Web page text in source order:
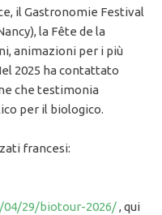
il Gastronomie Festival
la Fête de la
animazioni per i più
2025 ha contattato
che testimonia
per il biologico.
francesi:
29/biotour-2026/, qui